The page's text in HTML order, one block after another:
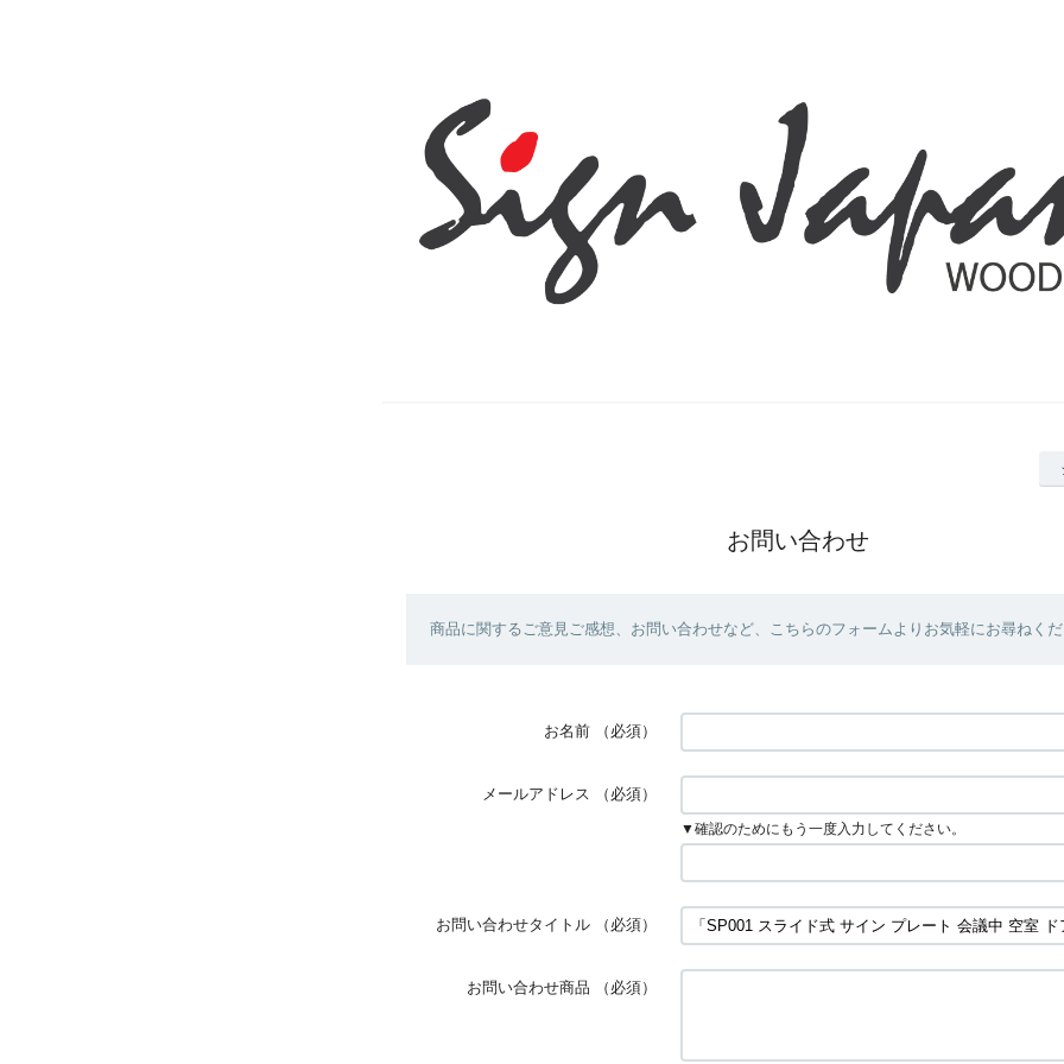
お問い合わせ
商品に関するご意見ご感想、お問い合わせなど、こちらのフォームよりお気軽にお尋ねく
お名前 （必須）
メールアドレス （必須）
▼確認のためにもう一度入力してください。
お問い合わせタイトル （必須）
お問い合わせ商品 （必須）